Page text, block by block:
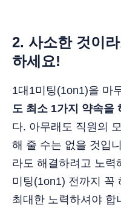
2. 사소한 것이
하세요!
1대1미팅(1on1)을 마
도 최소 1가지 약속을
다. 아무래도 직원의
해 줄 수는 없을 것입
라도 해결하려고 노력
미팅(1on1) 전까지 꼭
최대한 노력하셔야 합